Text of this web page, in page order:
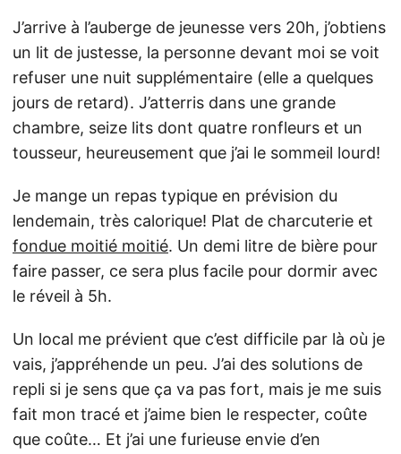
J’arrive à l’auberge de jeunesse vers 20h, j’obtiens
un lit de justesse, la personne devant moi se voit
refuser une nuit supplémentaire (elle a quelques
jours de retard). J’atterris dans une grande
chambre, seize lits dont quatre ronfleurs et un
tousseur, heureusement que j’ai le sommeil lourd!
Je mange un repas typique en prévision du
lendemain, très calorique! Plat de charcuterie et
fondue moitié moitié. Un demi litre de bière pour
faire passer, ce sera plus facile pour dormir avec
le réveil à 5h.
Un local me prévient que c’est difficile par là où je
vais, j’appréhende un peu. J’ai des solutions de
repli si je sens que ça va pas fort, mais je me suis
fait mon tracé et j’aime bien le respecter, coûte
que coûte… Et j’ai une furieuse envie d’en